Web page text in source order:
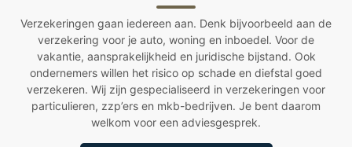
Verzekeringen gaan iedereen aan. Denk bijvoorbeeld aan de
verzekering voor je auto, woning en inboedel. Voor de
vakantie, aansprakelijkheid en juridische bijstand. Ook
ondernemers willen het risico op schade en diefstal goed
verzekeren. Wij zijn gespecialiseerd in verzekeringen voor
particulieren, zzp’ers en mkb-bedrijven. Je bent daarom
welkom voor een adviesgesprek.